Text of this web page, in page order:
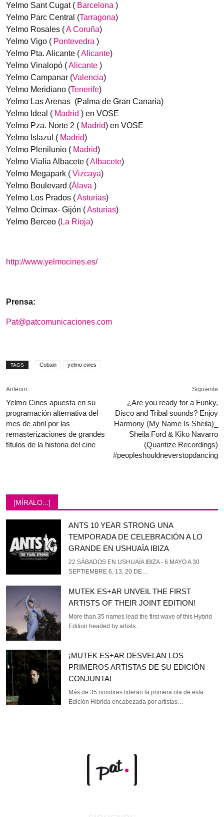
Yelmo Sant Cugat ( Barcelona )
Yelmo Parc Central (Tarragona)
Yelmo Rosales (A Coruña)
Yelmo Vigo ( Pontevedra )
Yelmo Pta. Alicante (Alicante)
Yelmo Vinalopó (Alicante )
Yelmo Campanar (Valencia)
Yelmo Meridiano (Tenerife)
Yelmo Las Arenas (Palma de Gran Canaria)
Yelmo Ideal ( Madrid ) en VOSE
Yelmo Pza. Norte 2 ( Madrid) en VOSE
Yelmo Islazul ( Madrid)
Yelmo Plenilunio ( Madrid)
Yelmo Vialia Albacete (Albacete)
Yelmo Megapark ( Vizcaya)
Yelmo Boulevard (Álava )
Yelmo Los Prados (Asturias)
Yelmo Ocimax- Gijón (Asturias)
Yelmo Berceo (La Rioja)
http://www.yelmocines.es/
Prensa:
Pat@patcomunicaciones.com
TAGS Cobain yelmo cines
Anterior
Yelmo Cines apuesta en su
programación alternativa del
mes de abril por las
remasterizaciones de grandes
títulos de la historia del cine
Siguiente
¿Are you ready for a Funky,
Disco and Tribal sounds? Enjoy
Harmony (My Name Is Sheila)_
Sheila Ford & Kiko Navarro
(Quantize Recordings)
#peopleshouldneverstopdancing
[MÍRALO...]
ANTS 10 YEAR STRONG UNA
TEMPORADA DE CELEBRACIÓN A LO
GRANDE EN USHUAÏA IBIZA
22 SÁBADOS EN USHUAÏA IBIZA - 6 MAYO A 30
SEPTIEMBRE 6, 13, 20 DE…
MUTEK ES+AR UNVEIL THE FIRST
ARTISTS OF THEIR JOINT EDITION!
More than 35 names lead the first wave of this Hybrid
Edition headed by artists…
¡MUTEK ES+AR DESVELAN LOS
PRIMEROS ARTISTAS DE SU EDICIÓN
CONJUNTA!
Más de 35 nombres lideran la primera ola de esta
Edición Híbrida encabezada por artistas…